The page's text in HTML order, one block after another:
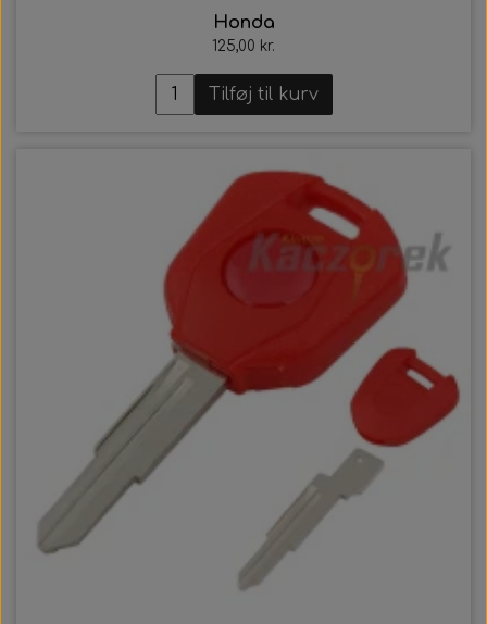
Honda
125,00 kr.
Tilføj til kurv